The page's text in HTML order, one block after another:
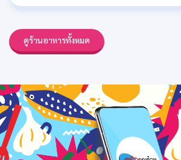
ดูร้านอาหารทั้งหมด